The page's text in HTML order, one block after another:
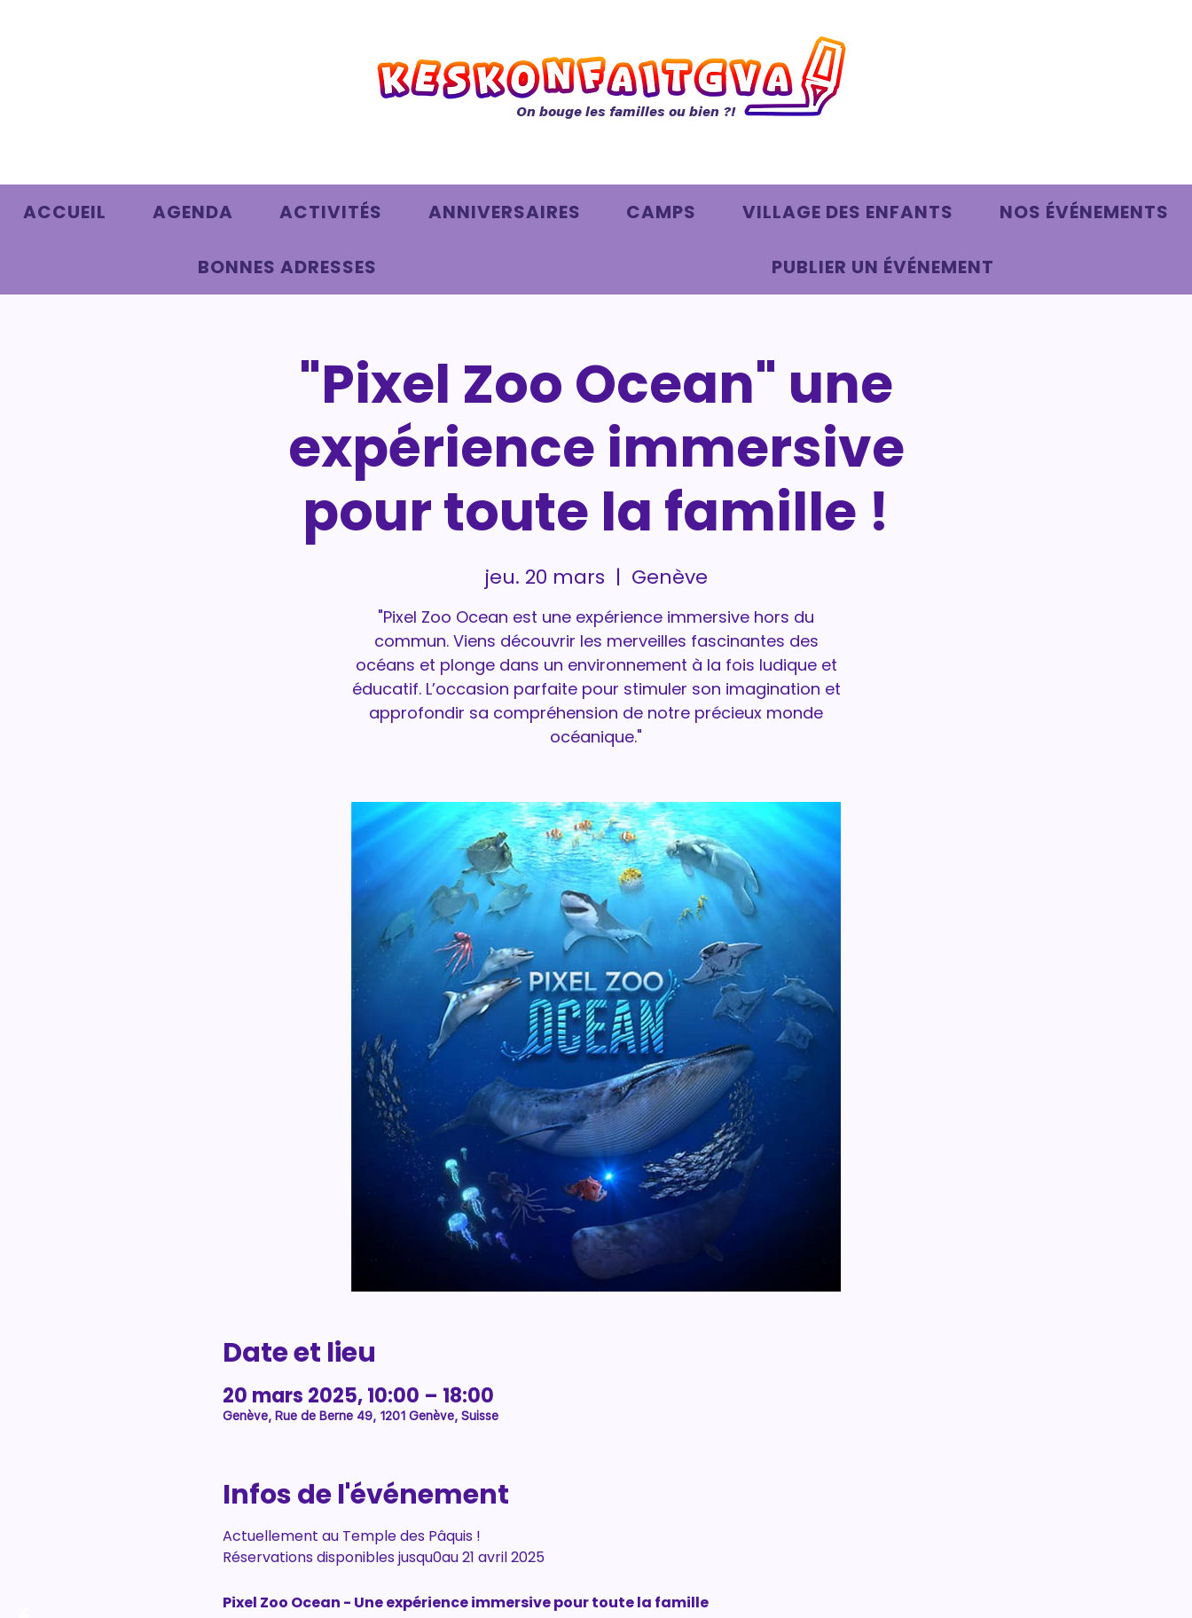
On bouge les familles ou bien ?!
ACCUEIL AGENDA ACTIVITÉS ANNIVERSAIRES CAMPS VILLAGE DES ENFANTS NOS ÉVÉNEMENTS
BONNES ADRESSES PUBLIER UN ÉVÉNEMENT
"Pixel Zoo Ocean" une
expérience immersive
pour toute la famille !
jeu. 20 mars
  |
Genève
"Pixel Zoo Ocean est une expérience immersive hors du
commun. Viens découvrir les merveilles fascinantes des
océans et plonge dans un environnement à la fois ludique et
éducatif. L’occasion parfaite pour stimuler son imagination et
approfondir sa compréhension de notre précieux monde
Date et lieu
20 mars 2025, 10:00 – 18:00
Genève, Rue de Berne 49, 1201 Genève, Suisse
Infos de l'événement
Actuellement au Temple des Pâquis !
Réservations disponibles jusqu0au 21 avril 2025
Pixel Zoo Ocean - Une expérience immersive pour toute la famille